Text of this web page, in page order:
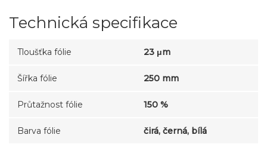
Technická specifikace
Tloušťka fólie 23 μm
Šířka fólie 250 mm
Průtažnost fólie 150 %
Barva fólie čirá, černá, bílá